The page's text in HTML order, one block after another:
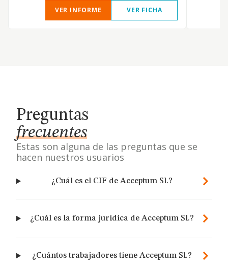
VER INFORME VER FICHA
Preguntas
frecuentes
Estas son alguna de las preguntas que se
hacen nuestros usuarios
¿Cuál es el CIF de Acceptum Sl.?
¿Cuál es la forma jurídica de Acceptum Sl.?
¿Cuántos trabajadores tiene Acceptum Sl.?